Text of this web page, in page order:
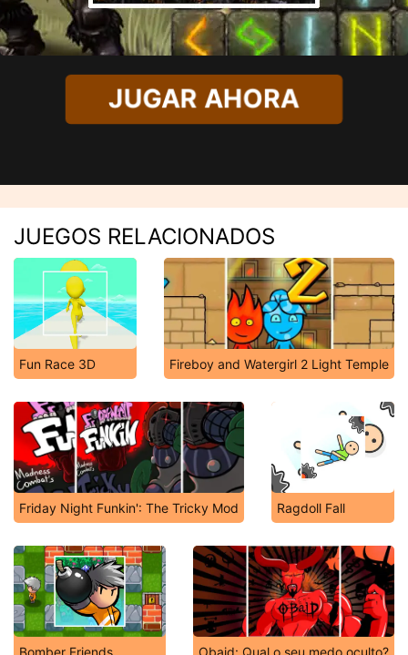
JUGAR AHORA
JUEGOS RELACIONADOS
Fun Race 3D Fireboy and Watergirl 2 Light Temple
Friday Night Funkin': The Tricky Mod Ragdoll Fall
Bomber Friends Obaid: Qual o seu medo oculto?